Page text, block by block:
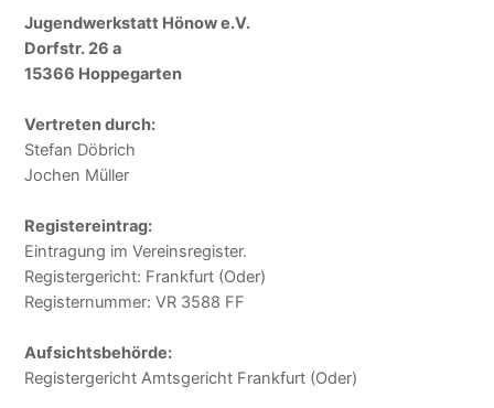
Jugendwerkstatt Hönow e.V.
Dorfstr. 26 a
15366 Hoppegarten
Vertreten durch:
Stefan Döbrich
Jochen Müller
Registereintrag:
Eintragung im Vereinsregister.
Registergericht: Frankfurt (Oder)
Registernummer: VR 3588 FF
Aufsichtsbehörde:
Registergericht Amtsgericht Frankfurt (Oder)